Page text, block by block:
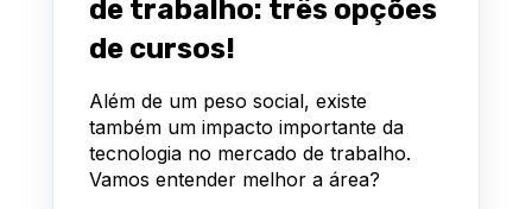
de trabalho: três opções
de cursos!
Além de um peso social, existe
também um impacto importante da
tecnologia no mercado de trabalho.
Vamos entender melhor a área?